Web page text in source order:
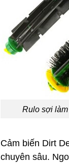
Rulo sợi
Cảm biến Dirt
chuyên sâu.